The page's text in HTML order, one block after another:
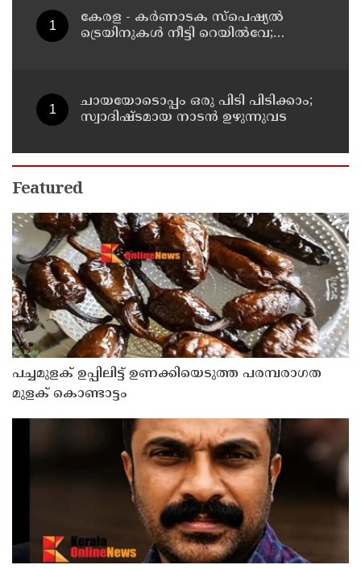
കേരള - കര്‍ണാടക സ്പെഷ്യല്‍
ട്രെയിനുകള്‍ നീട്ടി റെയില്‍വേ;
ചായയോടൊപ്പം ഒരു പിടി പിടിക്കാം;
സ്വാദിഷ്ടമായ നാടൻ ഉഴുന്നുവട
Featured
പച്ചമുളക് ഉപ്പിലിട്ട് ഉണക്കിയെടുത്ത പരമ്പരാഗത
മുളക് കൊണ്ടാട്ടം